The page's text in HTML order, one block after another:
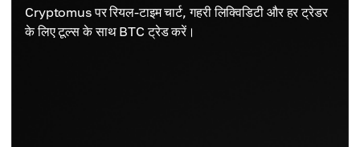
Cryptomus पर रियल-टाइम चार्ट, गहरी लिक्विडिटी और हर ट्रेडर
के लिए टूल्स के साथ BTC ट्रेड करें।